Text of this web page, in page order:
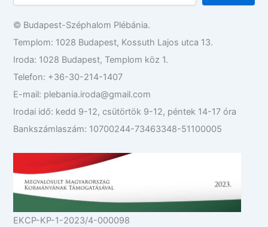
© Budapest-Széphalom Plébánia.
Templom: 1028 Budapest, Kossuth Lajos utca 13.
Iroda: 1028 Budapest, Templom köz 1.
Telefon: +36-30-214-1407
E-mail: plebania.iroda@gmail.com
Irodai idő: kedd 9-12, csütörtök 9-12, péntek 14-17 óra
Bankszámlaszám: 10700244-73463348-51100005
EKCP-KP-1-2023/4-000098